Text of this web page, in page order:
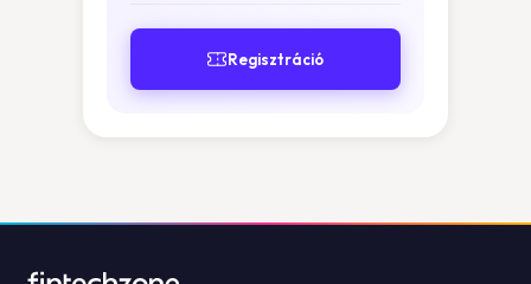
Regisztráció